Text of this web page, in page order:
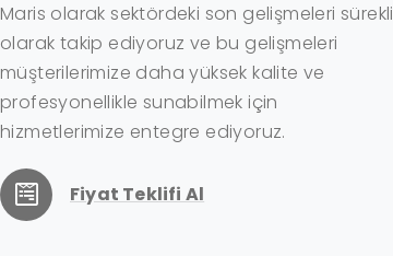
Maris olarak sektördeki son gelişmeleri sürekli
olarak takip ediyoruz ve bu gelişmeleri
müşterilerimize daha yüksek kalite ve
profesyonellikle sunabilmek için
hizmetlerimize entegre ediyoruz.
Fiyat Teklifi Al